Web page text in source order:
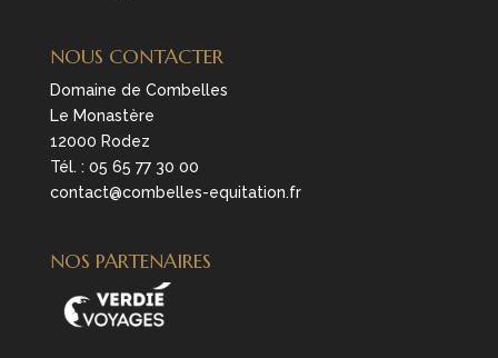
NOUS CONTACTER
Domaine de Combelles
Le Monastère
12000 Rodez
Tél. : 05 65 77 30 00
contact@combelles-equitation.fr
NOS PARTENAIRES